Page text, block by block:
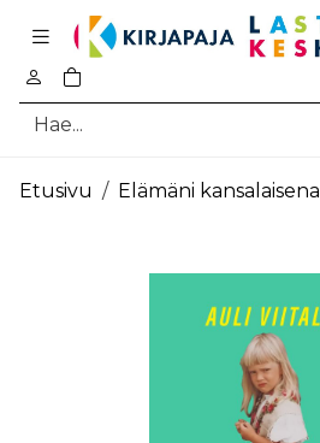
0
tuotetta ostoskorissa
Pääsisältö
Etusivu Elämäni kansalaisena